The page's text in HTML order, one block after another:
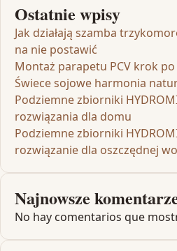
Ostatnie wpisy
Jak działają szamba
na nie postawić
Montaż parapetu PCV krok
Świece sojowe harmonia
Podziemne zbiorniki
rozwiązania dla domu
Podziemne zbiorniki
rozwiązanie dla oszczędnej
Najnowsze
No hay comentarios que